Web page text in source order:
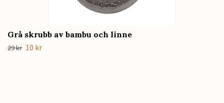
Grå skrubb av bambu och linne
29 kr 10 kr